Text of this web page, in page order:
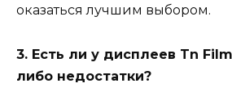
оказаться лучшим выбором.
3. Есть ли у дисплеев Tn
либо недостатки?